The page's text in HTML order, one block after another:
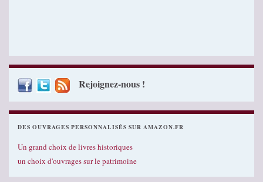
Rejoignez-nous !
DES OUVRAGES PERSONNALISÉS SUR AMAZON.FR
Un grand choix de livres historiques
un choix d'ouvrages sur le patrimoine